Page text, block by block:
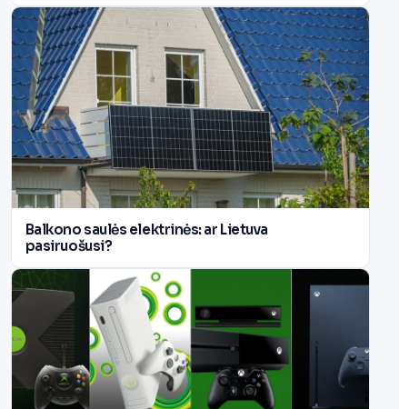
Balkono saulės elektrinės: ar Lietuva
pasiruošusi?